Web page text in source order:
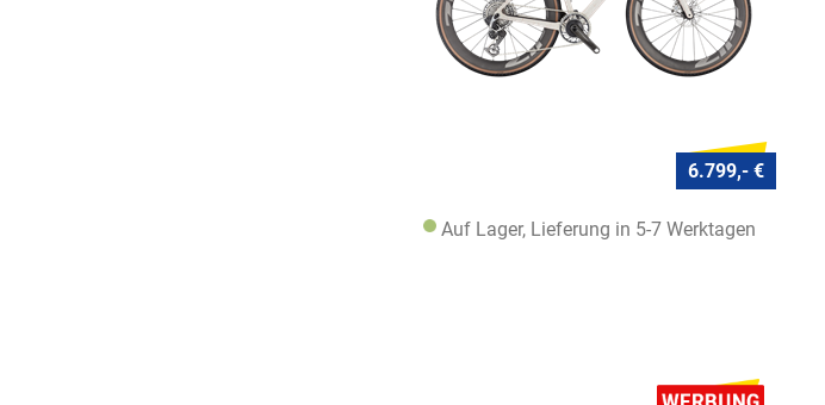
6.799,- €
Auf Lager, Lieferung in 5-7 Werktagen